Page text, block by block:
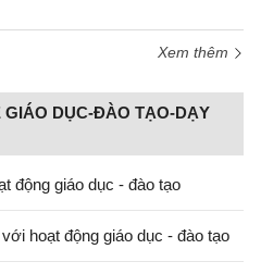
Xem thêm
DỤC-ĐÀO TẠO-DẠY
động giáo dục - đào tạo
hoạt động giáo dục - đào tạo